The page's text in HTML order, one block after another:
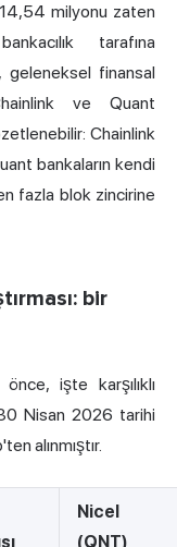
milyonu zaten
tarafına
geleneksel finansal
ve Quant
Chainlink
bankaların kendi
fazla blok zincirine
bir
işte karşılıklı
30 Nisan 2026 tarihi
alınmıştır.
Nicel
(QNT)